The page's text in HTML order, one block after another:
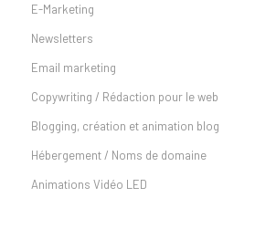
E-Marketing
Newsletters
Email marketing
Copywriting / Rédaction pour le web
Blogging, création et animation blog
Hébergement / Noms de domaine
Animations Vidéo LED